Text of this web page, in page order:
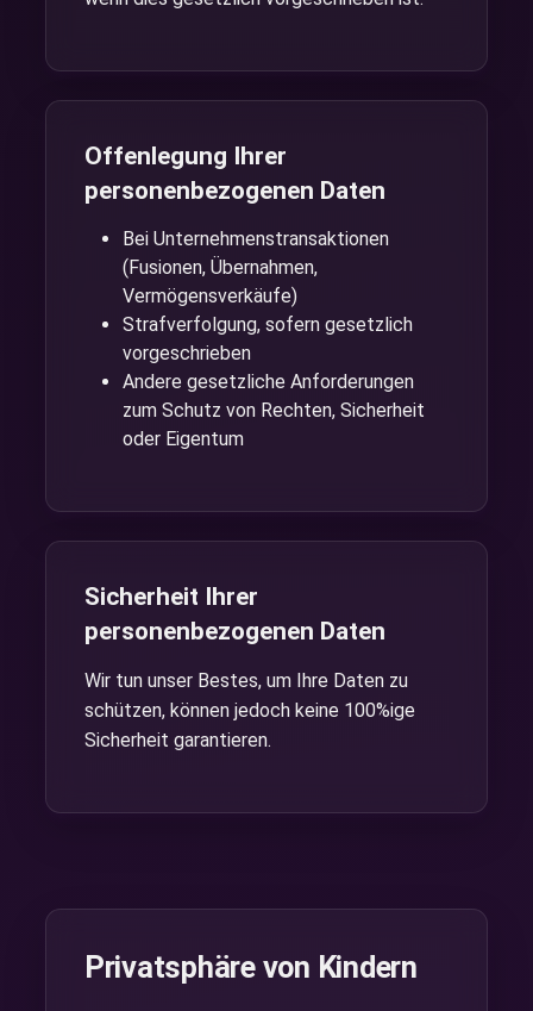
Offenlegung Ihrer
personenbezogenen Daten
Bei Unternehmenstransaktionen
(Fusionen, Übernahmen,
Vermögensverkäufe)
Strafverfolgung, sofern gesetzlich
vorgeschrieben
Andere gesetzliche Anforderungen
zum Schutz von Rechten, Sicherheit
oder Eigentum
Sicherheit Ihrer
personenbezogenen Daten
Wir tun unser Bestes, um Ihre Daten zu
schützen, können jedoch keine 100%ige
Sicherheit garantieren.
Privatsphäre von Kindern